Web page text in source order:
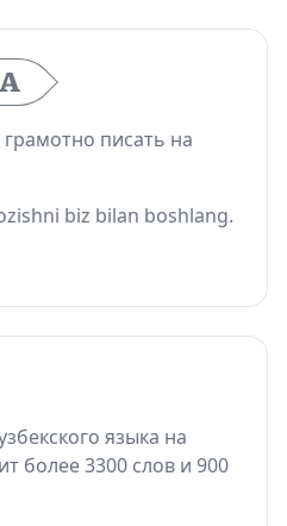
писать на
biz bilan boshlang.
языка на
более 3300 слов и 900